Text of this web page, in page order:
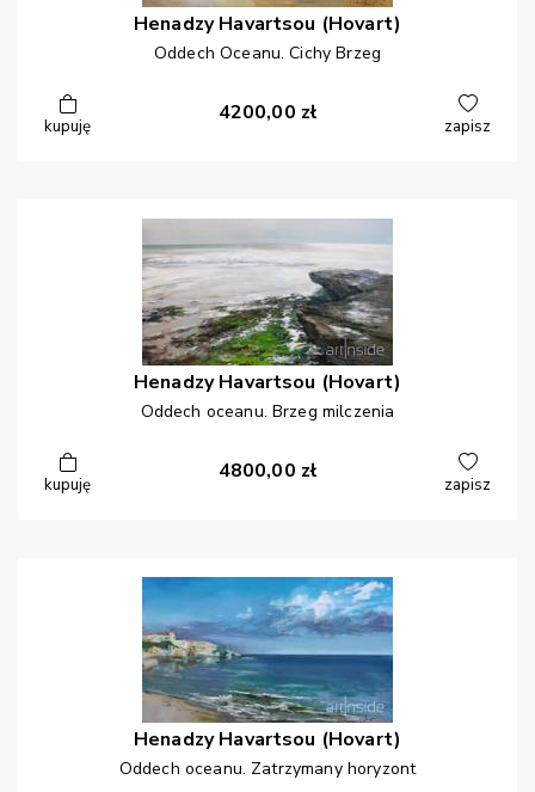
Henadzy Havartsou (Hovart)
Oddech Oceanu. Cichy Brzeg
kupuję
4200,00 zł
zapisz
Henadzy Havartsou (Hovart)
Oddech oceanu. Brzeg milczenia
kupuję
4800,00 zł
zapisz
Henadzy Havartsou (Hovart)
Oddech oceanu. Zatrzymany horyzont